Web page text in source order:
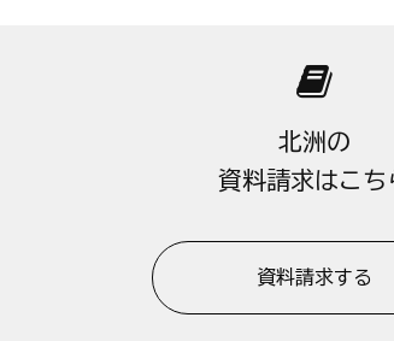
北洲の
資料請求はこち
資料請求する